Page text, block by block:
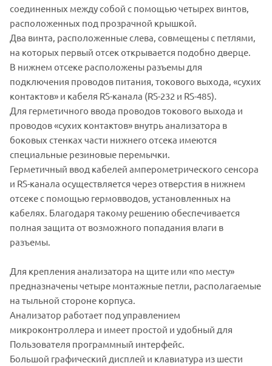
соединенных между собой с помощью четырех винтов,
расположенных под прозрачной крышкой.
Два винта, расположенные слева, совмещены с петлями,
на которых первый отсек открывается подобно дверце.
В нижнем отсеке расположены разъемы для
подключения проводов питания, токового выхода, «сухих
контактов» и кабеля RS-канала (RS-232 и RS-485).
Для герметичного ввода проводов токового выхода и
проводов «сухих контактов» внутрь анализатора в
боковых стенках части нижнего отсека имеются
специальные резиновые перемычки.
Герметичный ввод кабелей амперометрического сенсора
и RS-канала осуществляется через отверстия в нижнем
отсеке с помощью гермовводов, установленных на
кабелях. Благодаря такому решению обеспечивается
полная защита от возможного попадания влаги в
разъемы.
Для крепления анализатора на щите или «по месту»
предназначены четыре монтажные петли, располагаемые
на тыльной стороне корпуса.
Анализатор работает под управлением
микроконтроллера и имеет простой и удобный для
Пользователя программный интерфейс.
Большой графический дисплей и клавиатура из шести